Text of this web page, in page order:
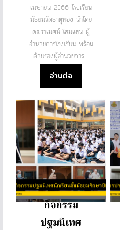
เมษายน 2566 โรงเรียน
มัธยมวัดธาตุทอง นำโดย
ดร.ราเมศน์ โสมแสน ผู้
อำนวยการโรงเรียน พร้อม
ด้วยรองผู้อำนวยการ...
อ่านต่อ
กิจกรรม
ปฐมนิเทศ